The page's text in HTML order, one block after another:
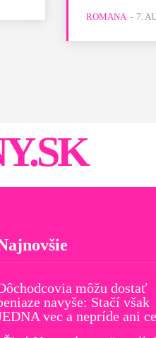
ROMANA - 7.
môžu dostať
navyše: Stačí však
vec a nepríde ani